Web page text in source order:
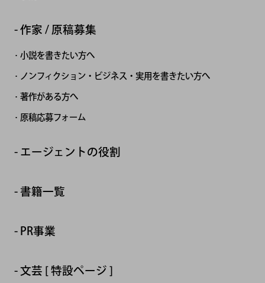
作家 / 原稿募集
小説を書きたい方へ
ノンフィクション・ビジネス・実用を書きたい方へ
著作がある方へ
原稿応募フォーム
エージェントの役割
書籍一覧
PR事業
文芸 [ 特設ページ ]